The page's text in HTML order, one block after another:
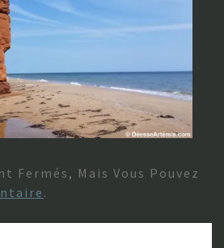
Fermés, Mais Vous Pouvez
.